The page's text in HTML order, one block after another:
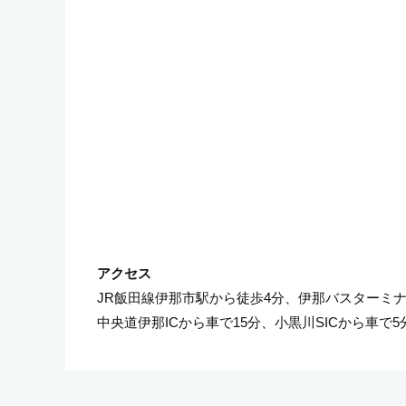
JR飯田線伊那市駅から徒歩4分、伊那バスターミナ
中央道伊那ICから車で15分、小黒川SICから車で5